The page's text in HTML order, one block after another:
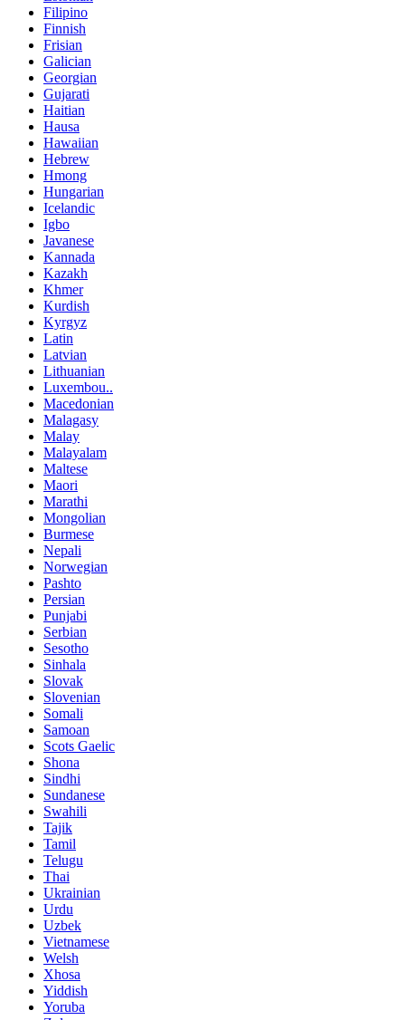
Filipino
Finnish
Frisian
Galician
Georgian
Gujarati
Haitian
Hausa
Hawaiian
Hebrew
Hmong
Hungarian
Icelandic
Igbo
Javanese
Kannada
Kazakh
Khmer
Kurdish
Kyrgyz
Latin
Latvian
Lithuanian
Luxembou..
Macedonian
Malagasy
Malay
Malayalam
Maltese
Maori
Marathi
Mongolian
Burmese
Nepali
Norwegian
Pashto
Persian
Punjabi
Serbian
Sesotho
Sinhala
Slovak
Slovenian
Somali
Samoan
Scots Gaelic
Shona
Sindhi
Sundanese
Swahili
Tajik
Tamil
Telugu
Thai
Ukrainian
Urdu
Uzbek
Vietnamese
Welsh
Xhosa
Yiddish
Yoruba